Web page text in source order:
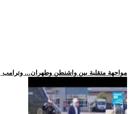
.. مواجهة متقلبة بين واشنطن وطهران... وترامب